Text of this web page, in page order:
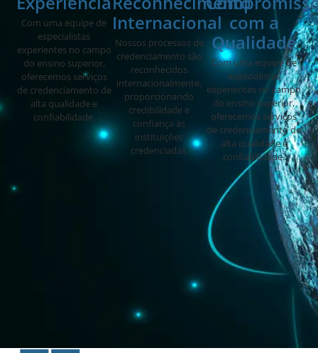
Com uma equipe de
especialistas
experientes no campo
do ensino superior,
oferecemos serviços
de credenciamento de
alta qualidade e
confiabilidade.
Internacional
Nossos processos de
credenciamento são
reconhecidos
internacionalmente,
proporcionando
credibilidade e
confiança às
instituições
credenciadas.
com a
Qualidade
Com uma equipe de
especialistas
experientes no campo
do ensino superior,
oferecemos serviços
de credenciamento de
alta qualidade e
confiabilidade.